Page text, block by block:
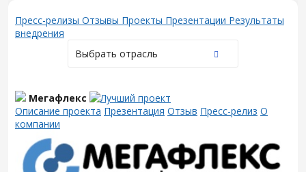
Пресс-релизы Отзывы Проекты Презентации Результаты
внедрения
Выбрать отрасль
Мегафлекс
Описание проекта Презентация Отзыв Пресс-релиз О
компании